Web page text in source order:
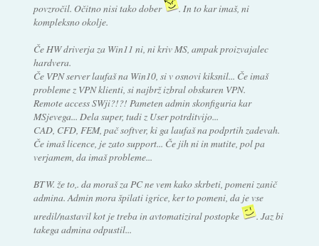
povzročil. Očitno nisi tako dober
. In to kar imaš, ni
kompleksno okolje.
Če HW driverja za Win11 ni, ni kriv MS, ampak proizvajalec
hardvera.
Če VPN server laufaš na Win10, si v osnovi kiksnil... Če imaš
probleme z VPN klienti, si najbrž izbral obskuren VPN.
Remote access SWji?!?! Pameten admin skonfiguria kar
MSjevega... Dela super, tudi z User potrditvijo...
CAD, CFD, FEM, pač softver, ki ga laufaš na podprtih zadevah.
Če imaš licence, je zato support... Če jih ni in mutite, pol pa
verjamem, da imaš probleme...
BTW. že to,. da moraš za PC ne vem kako skrbeti, pomeni zanič
admina. Admin mora špilati igrice, ker to pomeni, da je vse
uredil/nastavil kot je treba in avtomatiziral postopke
. Jaz bi
takega admina odpustil...